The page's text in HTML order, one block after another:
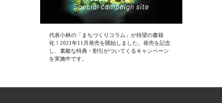
代表小林の「まちづくりコラム」が待望の書籍
化！2021年11月発売を開始しました。発売を記念
し、素敵な特典・割引がついてくるキャンペーン
を実施中です。